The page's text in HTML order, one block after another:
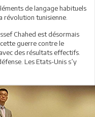
de langage habituels
révolution tunisienne.
Chahed est désormais
guerre contre le
des résultats effectifs.
Les Etats-Unis s’y